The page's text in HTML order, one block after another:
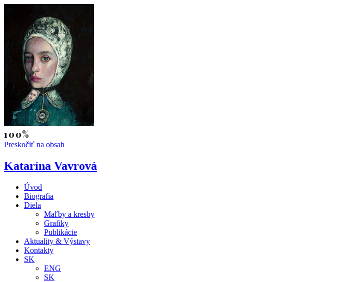
Preskočiť na obsah
Katarína Vavrová
Úvod
Biografia
Diela
Maľby a kresby
Grafiky
Publikácie
Aktuality & Výstavy
Kontakty
SK
ENG
SK